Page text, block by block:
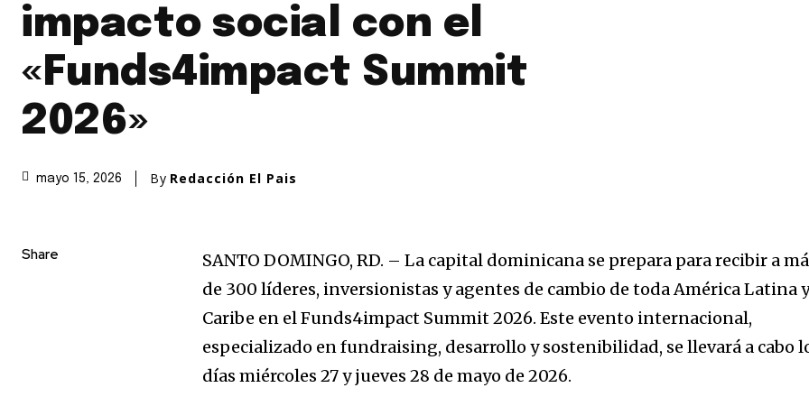
impacto social con el
«Funds4impact Summit
2026»
mayo 15, 2026 By Redacción El Pais
Share
SANTO DOMINGO, RD. – La capital dominicana se prepara para recibir a
de 300 líderes, inversionistas y agentes de cambio de toda América Latina
Caribe en el Funds4impact Summit 2026. Este evento internacional,
especializado en fundraising, desarrollo y sostenibilidad, se llevará a cabo
días miércoles 27 y jueves 28 de mayo de 2026.